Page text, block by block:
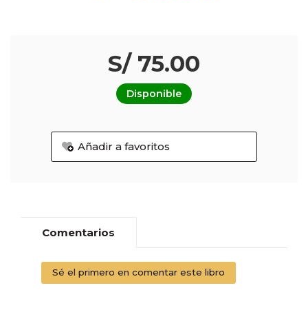
S/ 75.00
Disponible
Añadir a favoritos
Comentarios
Sé el primero en comentar este libro